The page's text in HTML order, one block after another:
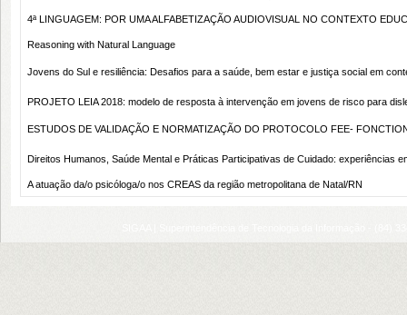
4ª LINGUAGEM: POR UMA ALFABETIZAÇÃO AUDIOVISUAL NO CONTEXTO
Reasoning with Natural Language
Jovens do Sul e resiliência: Desafios para a saúde, bem estar e justiça social em
PROJETO LEIA 2018: modelo de resposta à intervenção em jovens de risco para
ESTUDOS DE VALIDAÇÃO E NORMATIZAÇÃO DO PROTOCOLO FEE-
Direitos Humanos, Saúde Mental e Práticas Participativas de Cuidado: experiências
A atuação da/o psicóloga/o nos CREAS da região metropolitana de Natal/RN